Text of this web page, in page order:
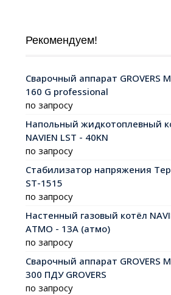
Рекомендуем!
Сварочный аппарат GROVERS
160 G professional
по запросу
Напольный жидкотоплевный
NAVIEN LST - 40KN
по запросу
Стабилизатор напряжения
ST-1515
по запросу
Настенный газовый котёл
АТМО - 13А (атмо)
по запросу
Сварочный аппарат GROVERS
300 ПДУ GROVERS
по запросу